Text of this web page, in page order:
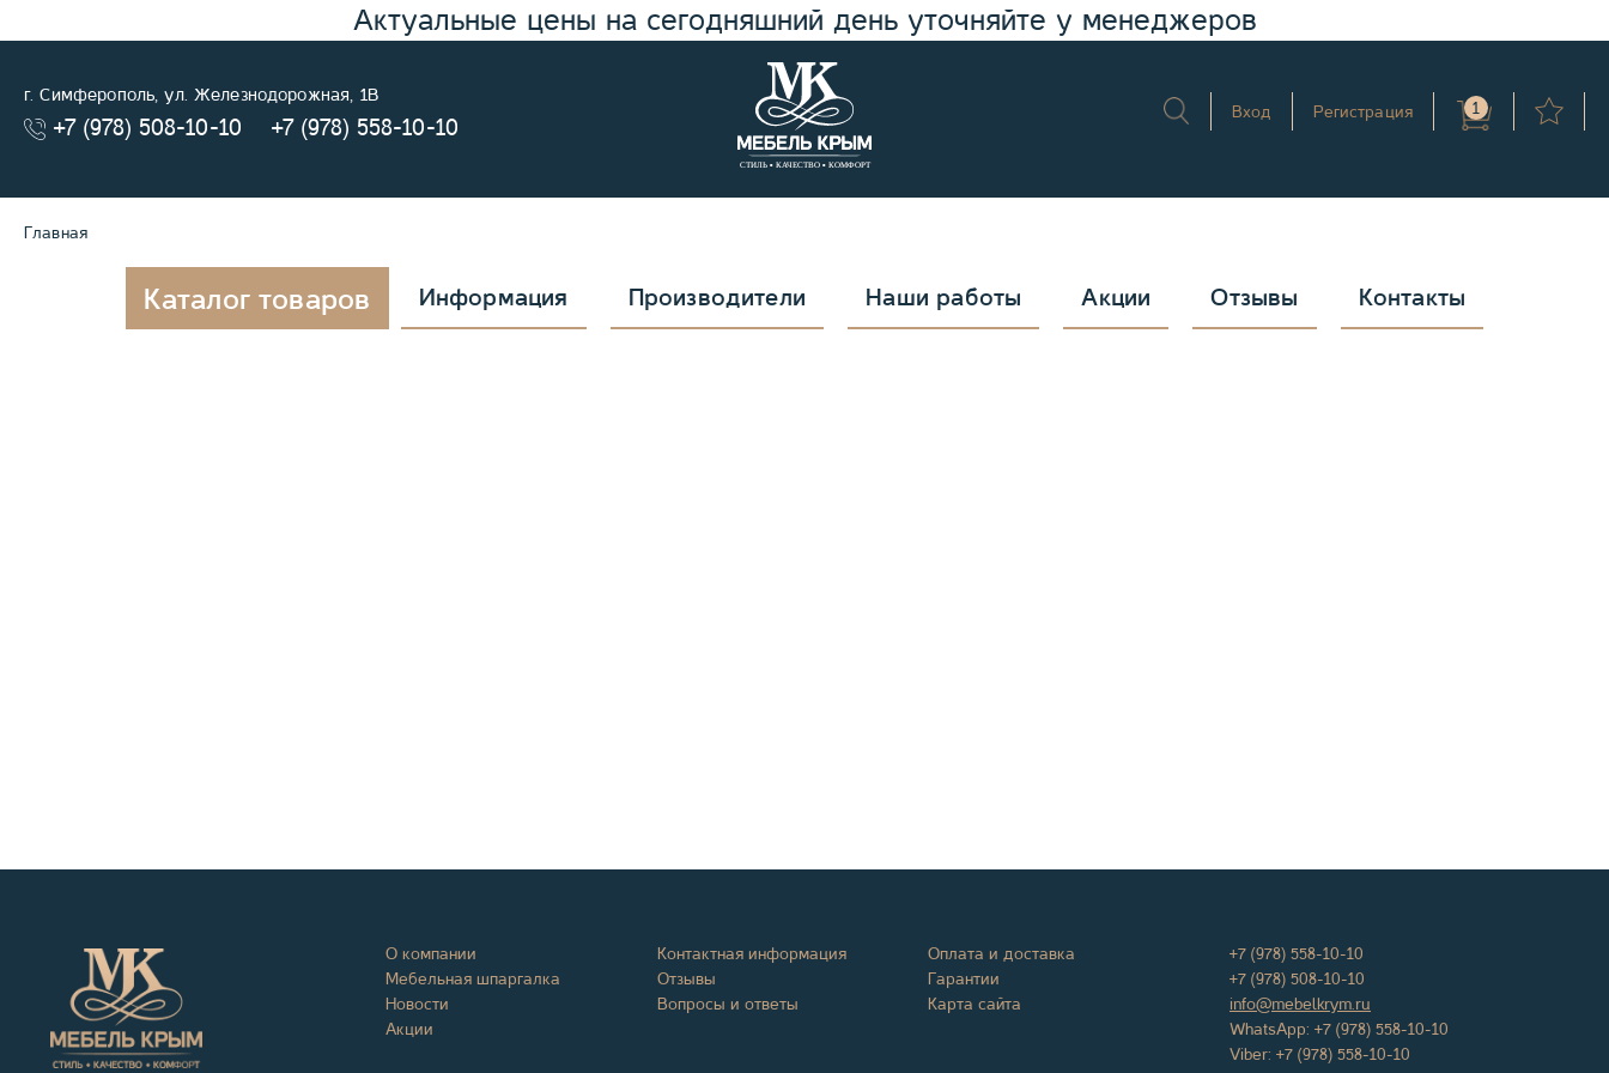
Актуальные цены на сегодняшний день уточняйте у менеджеров
г. Симферополь, ул. Железнодорожная, 1В
+7 (978) 508-10-10 +7 (978) 558-10-10
Вход Регистрация 1
Главная
Каталог товаров Информация Производители Наши работы Акции Отзывы Контакты
О компании
Мебельная шпаргалка
Новости
Акции
Контактная информация
Отзывы
Вопросы и ответы
Оплата и доставка
Гарантии
Карта сайта
+7 (978) 558-10-10
+7 (978) 508-10-10
info@mebelkrym.ru
WhatsApp: +7 (978) 558-10-10
Viber: +7 (978) 558-10-10